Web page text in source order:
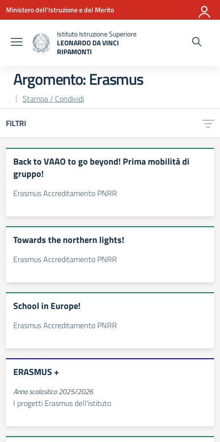
Vai ai contenuti
Vai al menu di navigazione
Vai al footer
Ministero dell'Istruzione e del Merito
Istituto Istruzione Superiore
LEONARDO DA VINCI
RIPAMONTI
Argomento: Erasmus
Stampa / Condividi
FILTRI
Back to VAAO to go beyond! Prima mobilità di
gruppo!
Erasmus Accreditamento PNRR
Towards the northern lights!
Erasmus Accreditamento PNRR
School in Europe!
Erasmus Accreditamento PNRR
ERASMUS +
Anno scolastico 2025/2026
I progetti Erasmus dell'istituto